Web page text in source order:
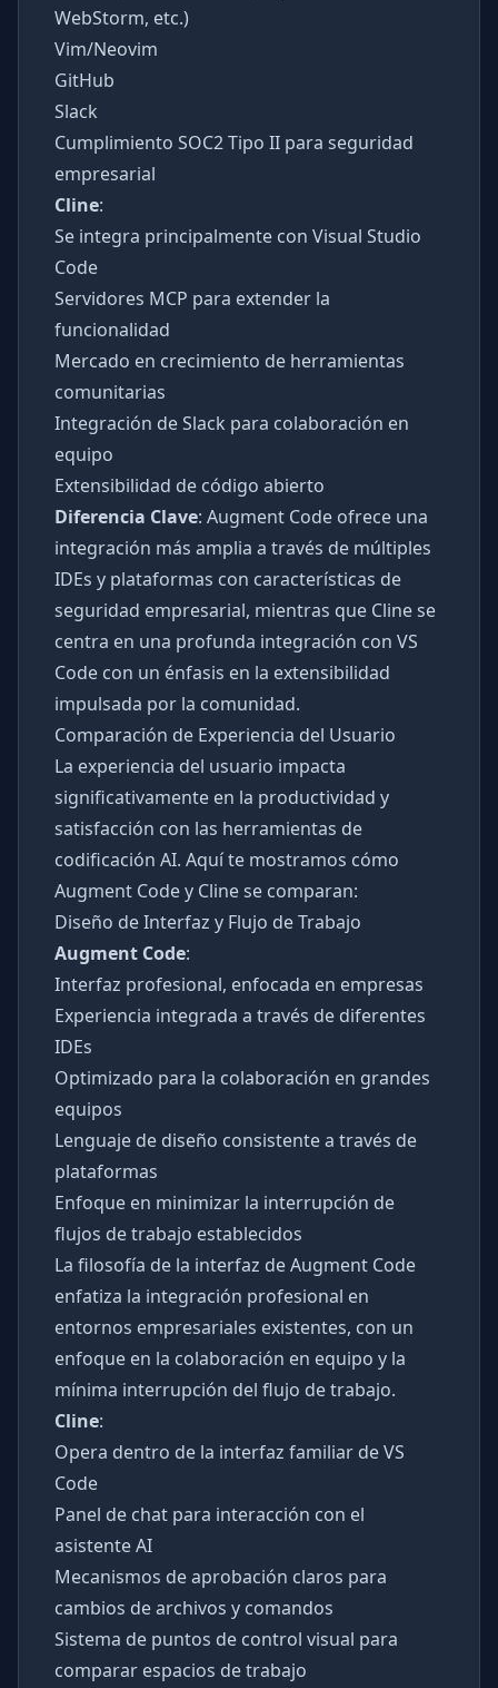
WebStorm, etc.)
Vim/Neovim
GitHub
Slack
Cumplimiento SOC2 Tipo II para seguridad
empresarial
Cline:
Se integra principalmente con Visual Studio
Code
Servidores MCP para extender la
funcionalidad
Mercado en crecimiento de herramientas
comunitarias
Integración de Slack para colaboración en
equipo
Extensibilidad de código abierto
Diferencia Clave: Augment Code ofrece una
integración más amplia a través de múltiples
IDEs y plataformas con características de
seguridad empresarial, mientras que Cline se
centra en una profunda integración con VS
Code con un énfasis en la extensibilidad
impulsada por la comunidad.
Comparación de Experiencia del Usuario
La experiencia del usuario impacta
significativamente en la productividad y
satisfacción con las herramientas de
codificación AI. Aquí te mostramos cómo
Augment Code y Cline se comparan:
Diseño de Interfaz y Flujo de Trabajo
Augment Code:
Interfaz profesional, enfocada en empresas
Experiencia integrada a través de diferentes
IDEs
Optimizado para la colaboración en grandes
equipos
Lenguaje de diseño consistente a través de
plataformas
Enfoque en minimizar la interrupción de
flujos de trabajo establecidos
La filosofía de la interfaz de Augment Code
enfatiza la integración profesional en
entornos empresariales existentes, con un
enfoque en la colaboración en equipo y la
mínima interrupción del flujo de trabajo.
Cline:
Opera dentro de la interfaz familiar de VS
Code
Panel de chat para interacción con el
asistente AI
Mecanismos de aprobación claros para
cambios de archivos y comandos
Sistema de puntos de control visual para
comparar espacios de trabajo